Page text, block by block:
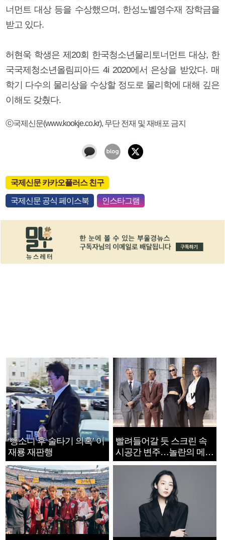
너먼트 대상 등을 수상했으며, 한성노벨영수재 장학금을
받고 있다.
허현욱 학생은 제20회 한국청소년물리토너먼트 대상, 한
국국제청소년올림피아드 4i 2020에서 은상을 받았다. 매
학기 다수의 물리상을 수상할 정도로 물리학에 대해 깊은
이해도 갖췄다.
ⓒ국제신문(www.kookje.co.kr), 무단 전재 및 재배포 금지
국제신문 카카오플러스 친구
국제신문 공식 페이스북 인스타그램
‘뺑소니 후 술타기 의혹’ 이
재룡 재판행
빨려들어갈 듯 스크린 속
시공간 변주…놀란의 메시
지는 ‘전쟁 속죄’